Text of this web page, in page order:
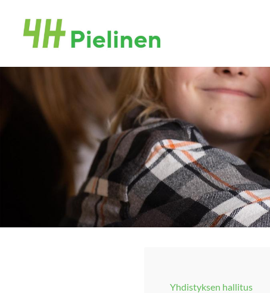
sivun
sisältöön
Pielisen 4H-yhdistys ry
Yhdistyksen hallitus